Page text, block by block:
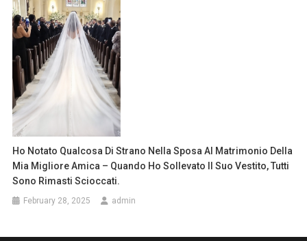
Ho Notato Qualcosa Di Strano Nella Sposa Al Matrimonio Della
Mia Migliore Amica – Quando Ho Sollevato Il Suo Vestito, Tutti
Sono Rimasti Scioccati.
February 28, 2025 admin